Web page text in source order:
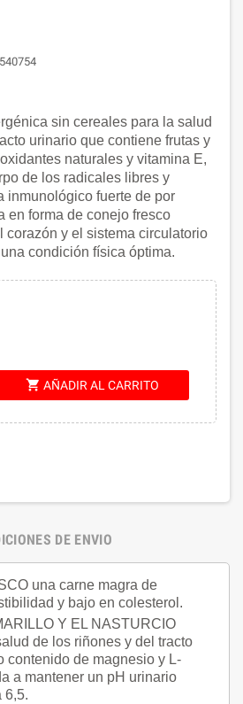
sin cereales para la salud
urinario que contiene frutas y
naturales y vitamina E,
de los radicales libres y
inmunológico fuerte de por
en forma de conejo fresco
corazón y el sistema circulatorio
condición física óptima.
shopping_cart AÑADIR AL CARRITO
DE ENVIO
una carne magra de
y bajo en colesterol.
Y EL NASTURCIO
de los riñones y del tracto
contenido de magnesio y L-
a mantener un pH urinario
6,5.